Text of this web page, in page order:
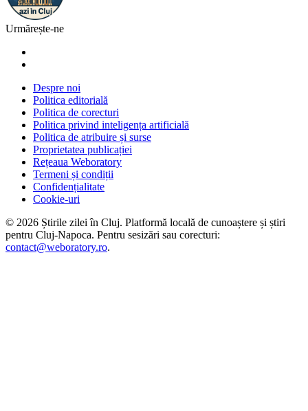
Urmărește-ne
Despre noi
Politica editorială
Politica de corecturi
Politica privind inteligența artificială
Politica de atribuire și surse
Proprietatea publicației
Rețeaua Weboratory
Termeni și condiții
Confidențialitate
Cookie-uri
© 2026 Știrile zilei în Cluj. Platformă locală de cunoaștere și știri
pentru Cluj-Napoca. Pentru sesizări sau corecturi:
contact@weboratory.ro.